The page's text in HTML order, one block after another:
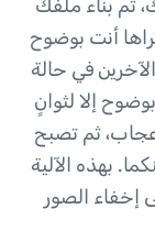
ثم بناء ملفك
أنت بوضوح
في حالة
إلا لثوانٍ
ثم تصبح
بهذه الآلية
الصور